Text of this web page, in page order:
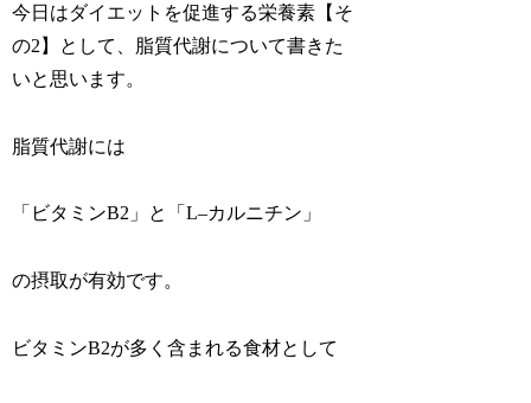
今日はダイエットを促進する栄養素【そ
の2】として、脂質代謝について書きた
いと思います。
脂質代謝には
「ビタミンB2」と「L–カルニチン」
の摂取が有効です。
ビタミンB2が多く含まれる食材として